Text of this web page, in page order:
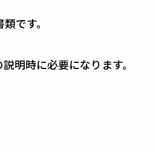
です。
明時に必要になります。